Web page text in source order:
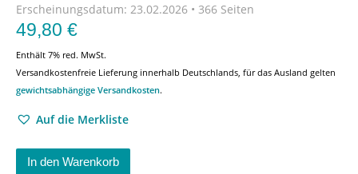
Erscheinungsdatum: 23.02.2026 • 366 Seiten
49,80 €
Enthält 7% red. MwSt.
Versandkostenfreie Lieferung innerhalb Deutschlands, für das Ausland gelten
gewichtsabhängige Versandkosten.
Auf die Merkliste
In den Warenkorb